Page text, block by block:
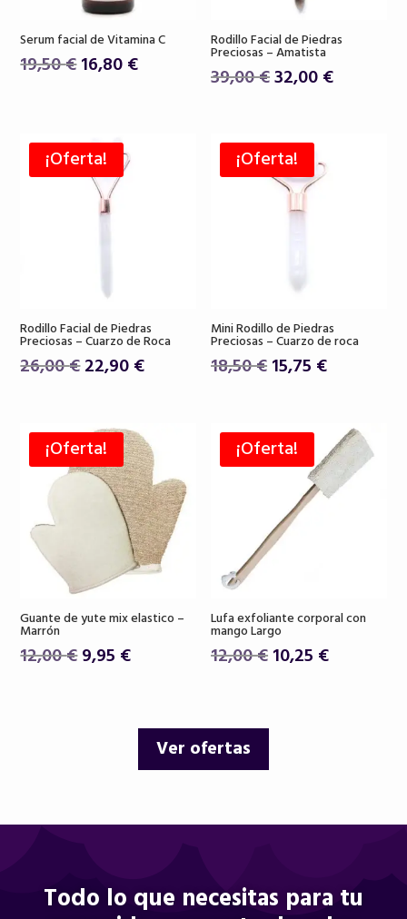
Serum facial de Vitamina C
19,50€El
era:
19,50 €.
16,80€El
Rodillo Facial de Piedras
Preciosas – Amatista
39,00€El
era:
39,00 €.
32,00€El
¡Oferta!
Rodillo Facial de Piedras
Preciosas – Cuarzo de Roca
26,00€El
era:
26,00 €.
22,90€El
es:
22,90 €.
¡Oferta!
Mini Rodillo de Piedras
Preciosas – Cuarzo de roca
18,50€El
era:
18,50 €.
15,75 €El
es:
15,75 €.
¡Oferta!
Guante de yute mix elastico –
Marrón
12,00€El
9,95 €El
es:
9,95 €.
¡Oferta!
Lufa exfoliante corporal con
mango Largo
12,00€El
10,25 €El
Ver ofertas
Todo lo que necesitas para tu